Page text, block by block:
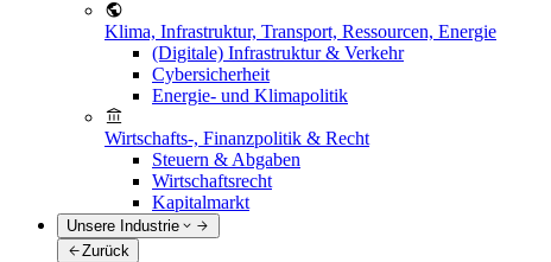
Klima, Infrastruktur, Transport, Ressourcen, Energie
(Digitale) Infrastruktur & Verkehr
Cybersicherheit
Energie- und Klimapolitik
Wirtschafts-, Finanzpolitik & Recht
Steuern & Abgaben
Wirtschaftsrecht
Kapitalmarkt
Unsere Industrie
Zurück